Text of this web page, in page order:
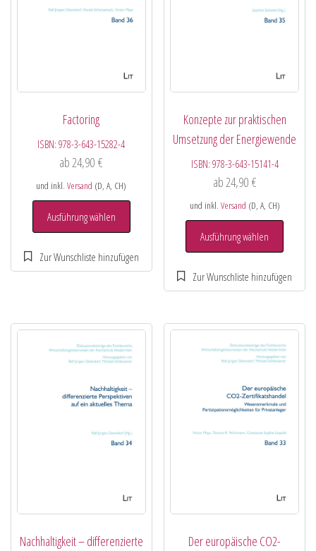
Factoring
ISBN:978-3-643-15282-4
ab 24,90€
und inkl.Versand (D, A, CH)
Ausführung wählen
Konzepte zur praktischen
Umsetzung der Energiewende
ISBN: 978-3-643-15141-4
ab 24,90 €
und inkl. Versand (D, A, CH)
Ausführung wählen
Nachhaltigkeit – differenzierte
Der europäische CO2-